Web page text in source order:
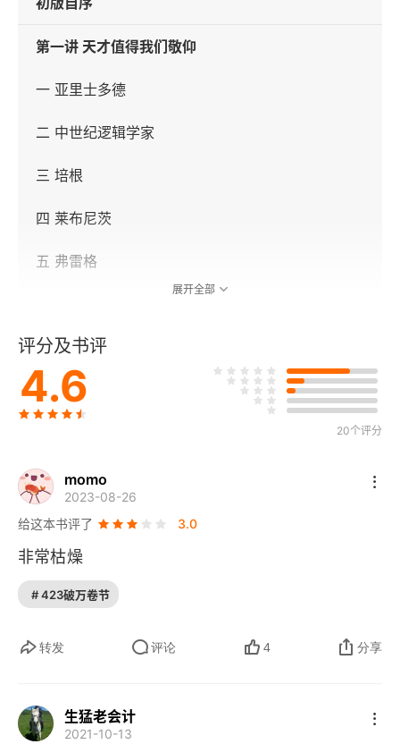
第一讲 天才值得我们敬仰
一 亚里士多德
二 中世纪逻辑学家
三 培根
四 莱布尼茨
五 弗雷格
七 哥德尔
八 克里普克
一 逻辑
二 命题
三 推理
四 推理形式
五 推理的省略形式
七 论证：演绎和归纳
展开全部
评分及书评
4.6
20个评分
momo
2023-08-26
给这本书评了
3.0
非常枯燥
# 423破万卷节
转发 评论 4 分享
生猛老会计
2021-10-13